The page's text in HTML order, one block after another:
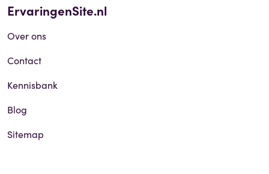
ErvaringenSite.nl
Over ons
Contact
Kennisbank
Blog
Sitemap